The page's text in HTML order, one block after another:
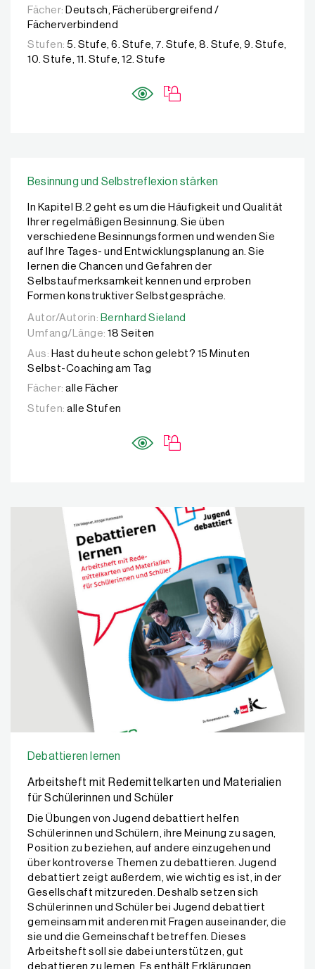
Fächer: Deutsch, Fächerübergreifend /
Fächerverbindend
Stufen: 5. Stufe, 6. Stufe, 7. Stufe, 8. Stufe, 9. Stufe,
10. Stufe, 11. Stufe, 12. Stufe
Besinnung und Selbstreflexion stärken
In Kapitel B.2 geht es um die Häufigkeit und Qualität
Ihrer regelmäßigen Besinnung. Sie üben
verschiedene Besinnungsformen und wenden Sie
auf Ihre Tages- und Entwicklungsplanung an. Sie
lernen die Chancen und Gefahren der
Selbstaufmerksamkeit kennen und erproben
Formen konstruktiver Selbstgespräche.
Autor/Autorin: Bernhard Sieland
Autor/Autorin: Bernhard Sieland
Umfang/Länge: 18 Seiten
Aus: Hast du heute schon gelebt? 15 Minuten
Selbst-Coaching am Tag
Fächer: alle Fächer
Stufen: alle Stufen
Debattieren lernen
Arbeitsheft mit Redemittelkarten und Materialien
für Schülerinnen und Schüler
Die Übungen von Jugend debattiert helfen
Schülerinnen und Schülern, ihre Meinung zu sagen,
Position zu beziehen, auf andere einzugehen und
über kontroverse Themen zu debattieren. Jugend
debattiert zeigt außerdem, wie wichtig es ist, in der
Gesellschaft mitzureden. Deshalb setzen sich
Schülerinnen und Schüler bei Jugend debattiert
gemeinsam mit anderen mit Fragen auseinander, die
sie und die Gemeinschaft betreffen. Dieses
Arbeitsheft soll sie dabei unterstützen, gut
debattieren zu lernen. Es enthält Erklärungen,